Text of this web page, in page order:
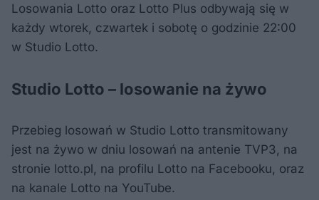
Losowania Lotto oraz Lotto Plus odbywają się w
każdy wtorek, czwartek i sobotę o godzinie 22:00
w Studio Lotto.
Studio Lotto – losowanie na żywo
Przebieg losowań w Studio Lotto transmitowany
jest na żywo w dniu losowań na antenie TVP3, na
stronie lotto.pl, na profilu Lotto na Facebooku, oraz
na kanale Lotto na YouTube.